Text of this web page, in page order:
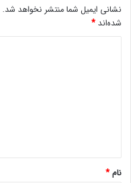
نشانی ایمیل شما منتشر نخواهد شد.
شده‌اند *
نام*